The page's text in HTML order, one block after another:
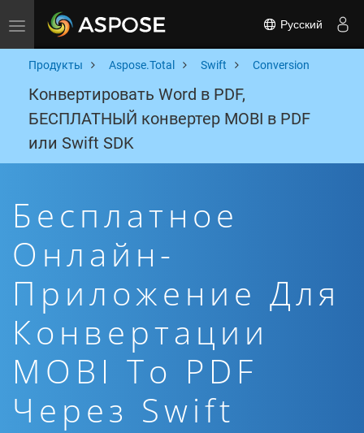
Toggle navigation Русский
Продукты Aspose.Total Swift Conversion
Конвертировать Word в PDF,
БЕСПЛАТНЫЙ конвертер MOBI в PDF
или Swift SDK
Бесплатное
Онлайн-
Приложение Для
Конвертации
MOBI To PDF
Через Swift